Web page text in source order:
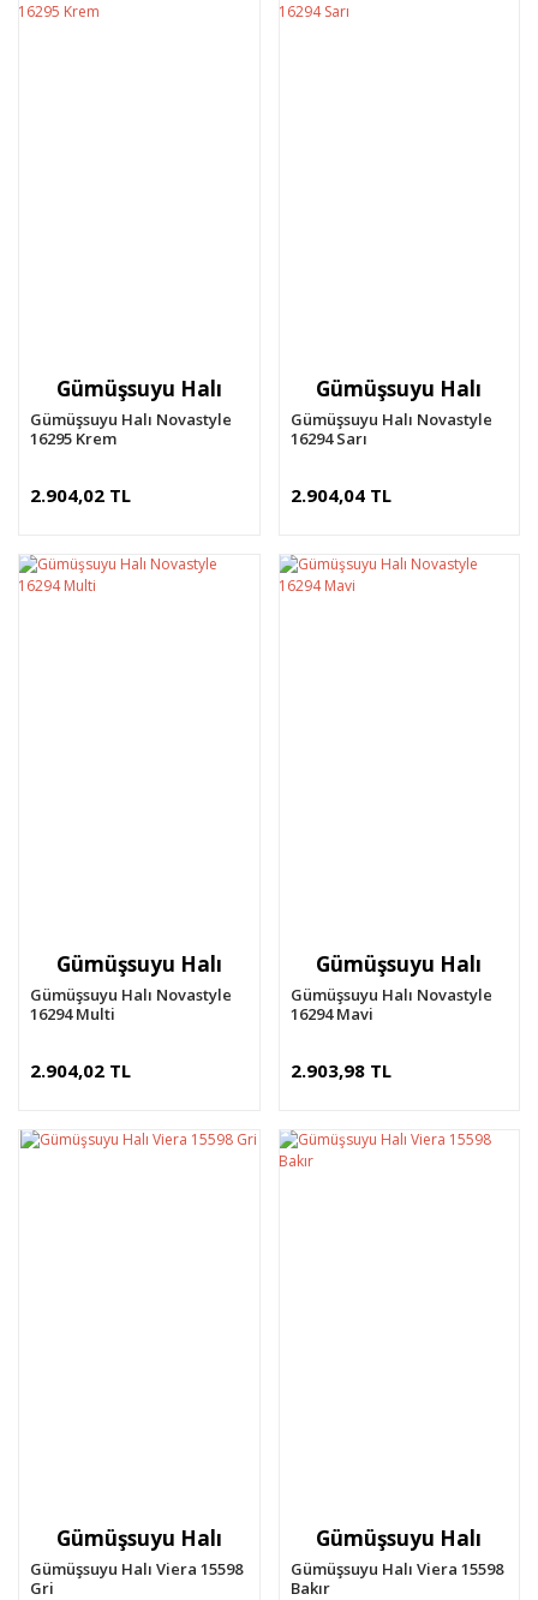
Gümüşsuyu Halı
Gümüşsuyu Halı Novastyle
16295 Krem
2.904,02 TL
Gümüşsuyu Halı
Gümüşsuyu Halı Novastyle
16294 Sarı
2.904,04 TL
Gümüşsuyu Halı
Gümüşsuyu Halı Novastyle
16294 Multi
2.904,02 TL
Gümüşsuyu Halı
Gümüşsuyu Halı Novastyle
16294 Mavi
2.903,98 TL
Gümüşsuyu Halı
Gümüşsuyu Halı Viera 15598
Gri
Gümüşsuyu Halı
Gümüşsuyu Halı Viera 15598
Bakır